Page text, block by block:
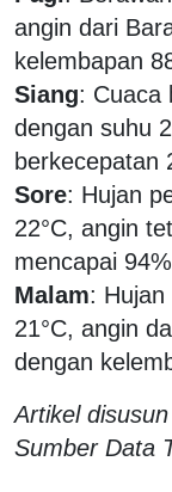
angin dari
kelembapan
Siang: Cuaca
dengan suhu
berkecepatan
Sore: Hujan
22°C, angin
mencapai
Malam: Hujan
21°C, angin
dengan
Artikel
Sumber Data